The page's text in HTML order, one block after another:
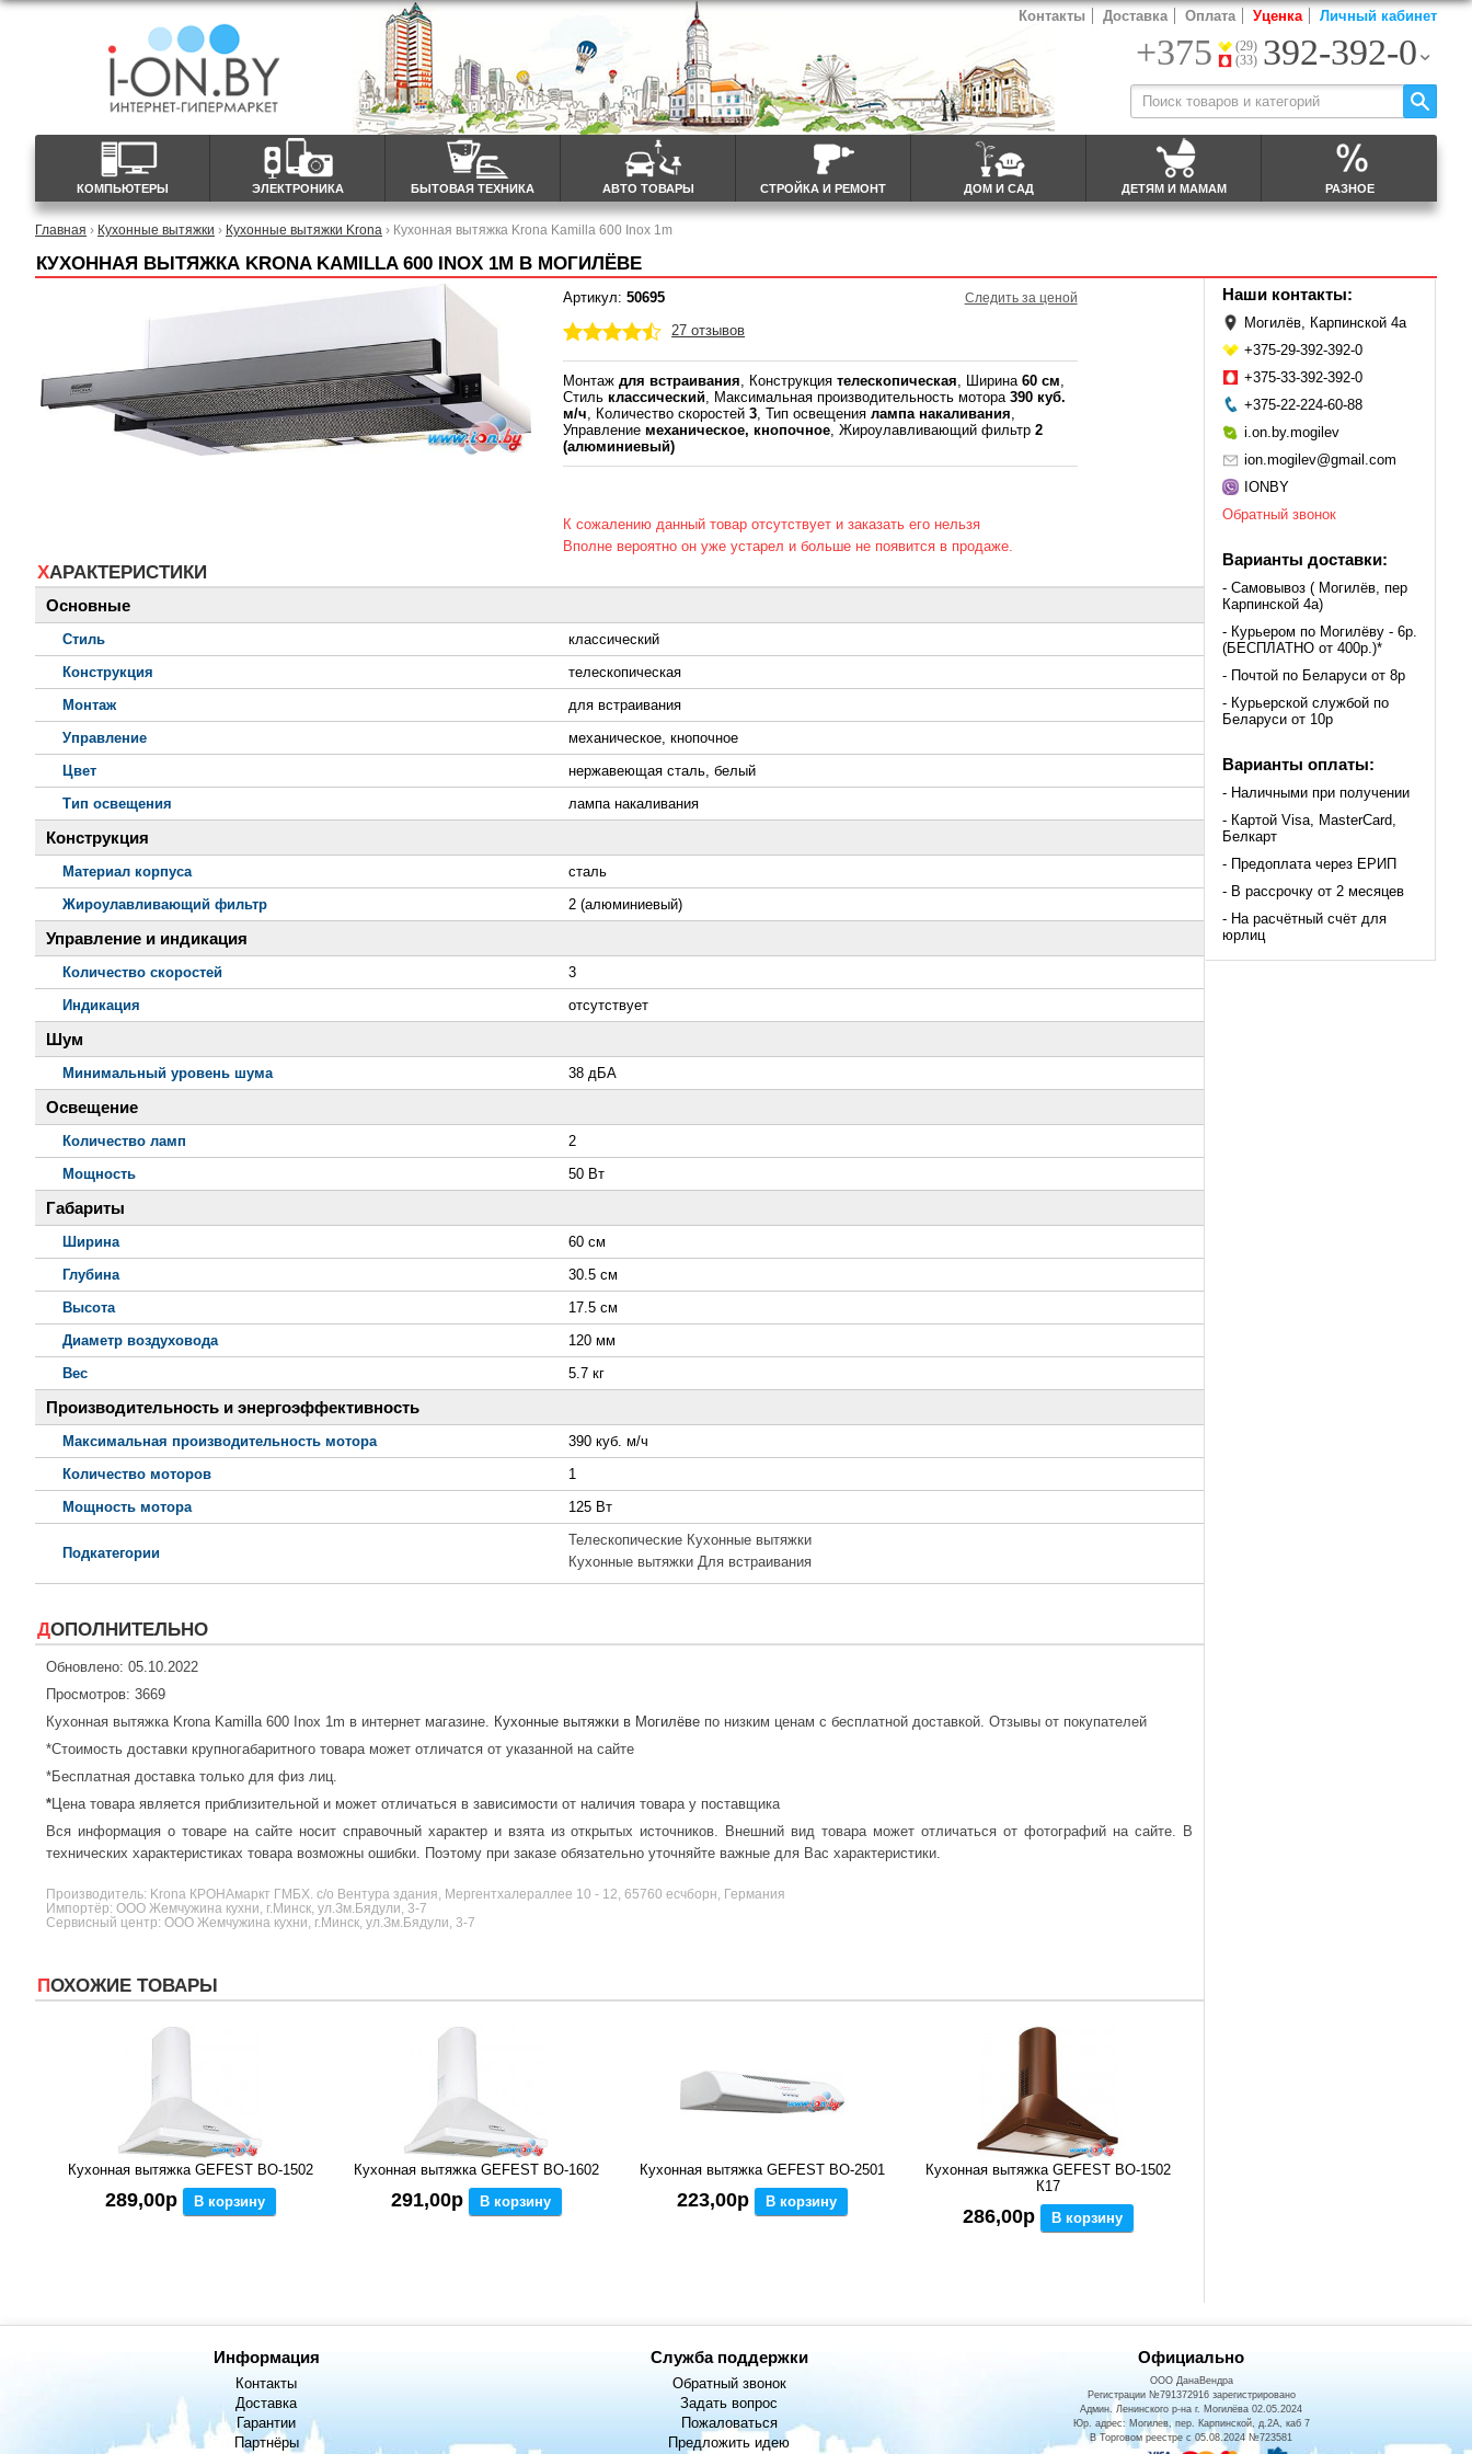
КОМПЬЮТЕРЫ ЭЛЕКТРОНИКА БЫТОВАЯ ТЕХНИКА АВТО ТОВАРЫ СТРОЙКА И РЕМОНТ ДОМ И САД ДЕТЯМ И МАМАМ РАЗНОЕ
Контакты Доставка Оплата Уценка Личный кабинет
+375
(29)
(33) 392-392-0
Главная › Кухонные вытяжки › Кухонные вытяжки Krona › Кухонная вытяжка Krona Kamilla 600 Inox 1m
КУХОННАЯ ВЫТЯЖКА KRONA KAMILLA 600 INOX 1M В МОГИЛЁВЕ
Артикул:50695 Следить за ценой
27 отзывов
Монтаждля встраивания, Конструкциятелескопическая, Ширина60 см,
Стильклассический, Максимальная производительность мотора390 куб.
м/ч, Количество скоростей3, Тип освещениялампа накаливания,
Управлениемеханическое, кнопочное, Жироулавливающий фильтр2
(алюминиевый)
К сожалению данный товар отсутствует и заказать его нельзя
Вполне вероятно он уже устарел и больше не появится в продаже.
ХАРАКТЕРИСТИКИ
Основные
Стиль
классический
Конструкция
телескопическая
Монтаж
для встраивания
Управление
механическое, кнопочное
Цвет
нержавеющая сталь, белый
Тип освещения
лампа накаливания
Конструкция
Материал корпуса
сталь
Жироулавливающий фильтр
2 (алюминиевый)
Управление и индикация
Количество скоростей
3
Индикация
отсутствует
Шум
Минимальный уровень шума 38 дБА
Освещение
Количество ламп
2
Мощность
50 Вт
Габариты
Ширина
60 см
Глубина
30.5 см
Высота
17.5 см
Диаметр воздуховода
120 мм
Вес
5.7 кг
Производительность и энергоэффективность
Максимальная производительность мотора
390 куб. м/ч
Количество моторов
1
Мощность мотора
125 Вт
Подкатегории
Телескопические Кухонные вытяжки
Кухонные вытяжки Для встраивания
ДОПОЛНИТЕЛЬНО
Обновлено: 05.10.2022
Просмотров: 3669
Кухонная вытяжка Krona Kamilla 600 Inox 1m в интернет магазине. Кухонные вытяжки в Могилёве по низким ценам с бесплатной доставкой. Отзывы от покупателей
*Стоимость доставки крупногабаритного товара может отличатся от указанной на сайте
*Бесплатная доставка только для физ лиц.
*Цена товара является приблизительной и может отличаться в зависимости от наличия товара у поставщика
Вся информация о товаре на сайте носит справочный характер и взята из открытых источников. Внешний вид товара может отличаться от фотографий на сайте. В
технических характеристиках товара возможны ошибки. Поэтому при заказе обязательно уточняйте важные для Вас характеристики.
Производитель: Krona КРОНАмаркт ГМБХ. с/о Вентура здания, Мергентхалераллее 10 - 12, 65760 есчборн, Германия
Импортёр: ООО Жемчужина кухни, г.Минск, ул.Зм.Бядули, 3-7
Сервисный центр: ООО Жемчужина кухни, г.Минск, ул.Зм.Бядули, 3-7
ПОХОЖИЕ ТОВАРЫ
Кухонная вытяжка GEFEST ВО-1502
289,00р В корзину
Кухонная вытяжка GEFEST ВО-1602
291,00р В корзину
Кухонная вытяжка GEFEST ВО-2501
223,00р В корзину
Кухонная вытяжка GEFEST ВО-1502
К17
286,00р В корзину
Наши контакты:
Могилёв, Карпинской 4а
+375-29-392-392-0
+375-33-392-392-0
+375-22-224-60-88
i.on.by.mogilev
ion.mogilev@gmail.com
IONBY
Обратный звонок
Варианты доставки:
- Самовывоз ( Могилёв, пер
Карпинской 4а)
- Курьером по Могилёву - 6р.
(БЕСПЛАТНО от 400р.)*
- Почтой по Беларуси от 8р
- Курьерской службой по
Беларуси от 10р
Варианты оплаты:
- Наличными при получении
- Картой Visa, MasterCard,
Белкарт
- Предоплата через ЕРИП
- В рассрочку от 2 месяцев
- На расчётный счёт для
юрлиц
Информация
Контакты
Доставка
Гарантии
Партнёры
Служба поддержки
Обратный звонок
Задать вопрос
Пожаловаться
Предложить идею
Официально
ООО ДанаВендра
Регистрации №791372916 зарегистрировано
Админ. Ленинского р-на г. Могилёва 02.05.2024
Юр. адрес: Могилев, пер. Карпинской, д.2А, каб 7
В Торговом реестре с 05.08.2024 №723581